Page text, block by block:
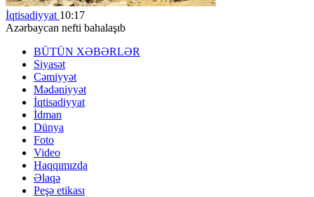
İqtisadiyyat 10:17
Azərbaycan nefti bahalaşıb
BÜTÜN XƏBƏRLƏR
Siyasət
Cəmiyyət
Mədəniyyət
İqtisadiyyat
İdman
Dünya
Foto
Video
Haqqımızda
Əlaqə
Peşə etikası